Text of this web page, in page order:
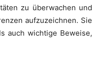
zu überwachen und
aufzuzeichnen. Sie
auch wichtige Beweise,